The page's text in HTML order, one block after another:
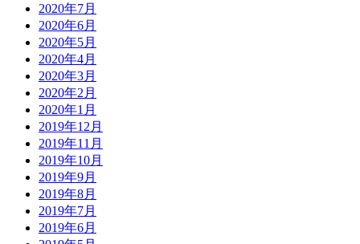
2020年7月
2020年6月
2020年5月
2020年4月
2020年3月
2020年2月
2020年1月
2019年12月
2019年11月
2019年10月
2019年9月
2019年8月
2019年7月
2019年6月